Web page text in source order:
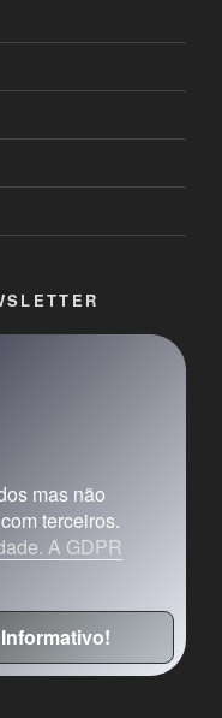
mas não
terceiros.
A GDPR